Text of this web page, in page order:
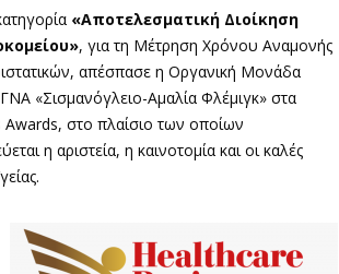
«Αποτελεσματική Διοίκηση
, για τη Μέτρηση Χρόνου Αναμονής
απέσπασε η Οργανική Μονάδα
«Σισμανόγλειο-Αμαλία Φλέμιγκ» στα
στο πλαίσιο των οποίων
η αριστεία, η καινοτομία και οι καλές